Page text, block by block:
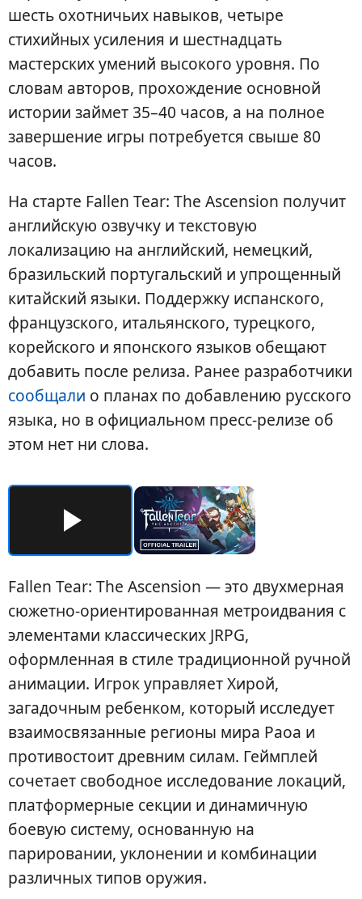
шесть охотничьих навыков, четыре
стихийных усиления и шестнадцать
мастерских умений высокого уровня. По
словам авторов, прохождение основной
истории займет 35–40 часов, а на полное
завершение игры потребуется свыше 80
часов.
На старте Fallen Tear: The Ascension получит
английскую озвучку и текстовую
локализацию на английский, немецкий,
бразильский португальский и упрощенный
китайский языки. Поддержку испанского,
французского, итальянского, турецкого,
корейского и японского языков обещают
добавить после релиза. Ранее разработчики
сообщали о планах по добавлению русского
языка, но в официальном пресс-релизе об
этом нет ни слова.
Fallen Tear: The Ascension — это двухмерная
сюжетно-ориентированная метроидвания с
элементами классических JRPG,
оформленная в стиле традиционной ручной
анимации. Игрок управляет Хирой,
загадочным ребенком, который исследует
взаимосвязанные регионы мира Раоа и
противостоит древним силам. Геймплей
сочетает свободное исследование локаций,
платформерные секции и динамичную
боевую систему, основанную на
парировании, уклонении и комбинации
различных типов оружия.